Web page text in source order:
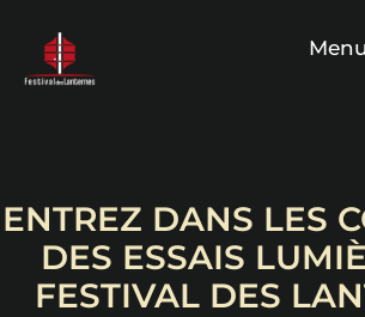
Menu
ENTREZ DANS LES
DES ESSAIS
FESTIVAL DES